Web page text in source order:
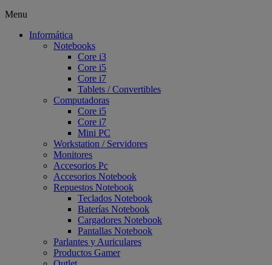
Menu
Informática
Notebooks
Core i3
Core i5
Core i7
Tablets / Convertibles
Computadoras
Core i5
Core i7
Mini PC
Workstation / Servidores
Monitores
Accesorios Pc
Accesorios Notebook
Repuestos Notebook
Teclados Notebook
Baterías Notebook
Cargadores Notebook
Pantallas Notebook
Parlantes y Auriculares
Productos Gamer